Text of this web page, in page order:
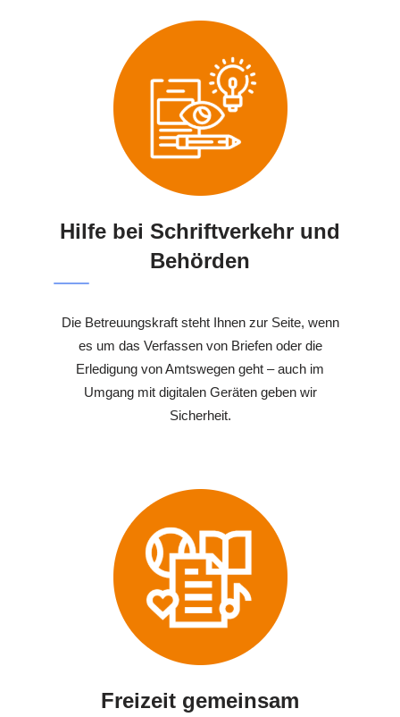
Hilfe bei Schriftverkehr und
Behörden
Die Betreuungskraft steht Ihnen zur Seite, wenn
es um das Verfassen von Briefen oder die
Erledigung von Amtswegen geht – auch im
Umgang mit digitalen Geräten geben wir
Sicherheit.
Freizeit gemeinsam